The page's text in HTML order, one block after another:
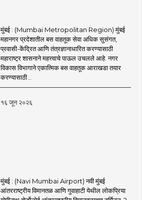
मुंबई : (Mumbai Metropolitan Region) मुंबई
महानगर प्रदेशातील बस वाहतूक सेवा अधिक सुसंगत,
प्रवासी-केंद्रित आणि तंत्रज्ञानाधारित करण्यासाठी
महाराष्ट्र शासनाने महत्त्वाचे पाऊल उचलले आहे. नगर
विकास विभागाने एकात्मिक बस वाहतूक आराखडा तयार
करण्यासाठी ..
१६ जून २०२६
मुंबई : (Navi Mumbai Airport) नवी मुंबई
आंतरराष्ट्रीय विमानतळ आणि गुवाहाटी येथील लोकप्रिया